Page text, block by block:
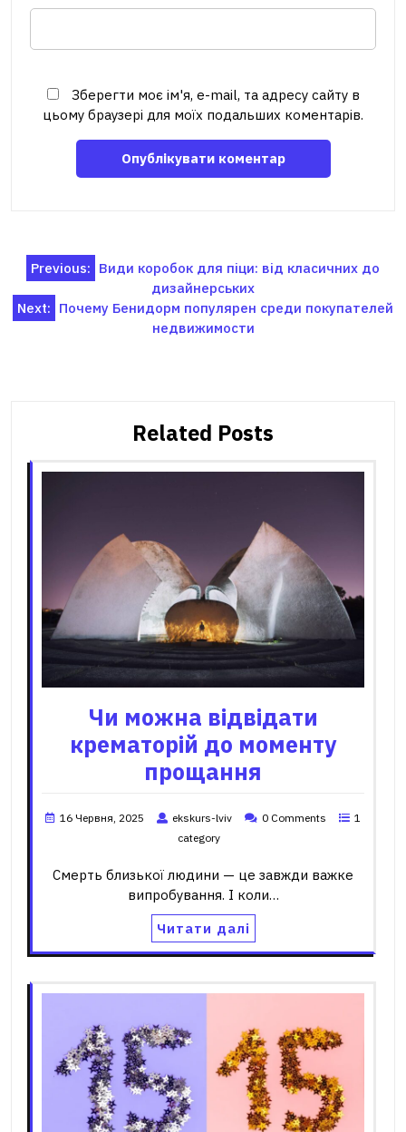
Зберегти моє ім'я, e-mail, та адресу сайту в
цьому браузері для моїх подальших коментарів.
Навігація
записів
Previous: Види коробок для піци: від класичних до
дизайнерських
Next: Почему Бенидорм популярен среди покупателей
недвижимости
Related Posts
Чи можна відвідати
крематорій до моменту
прощання
16 Червня, 2025 ekskurs-lviv 0 Comments
1
category
Смерть близької людини — це завжди важке
випробування. І коли…
Читати далі